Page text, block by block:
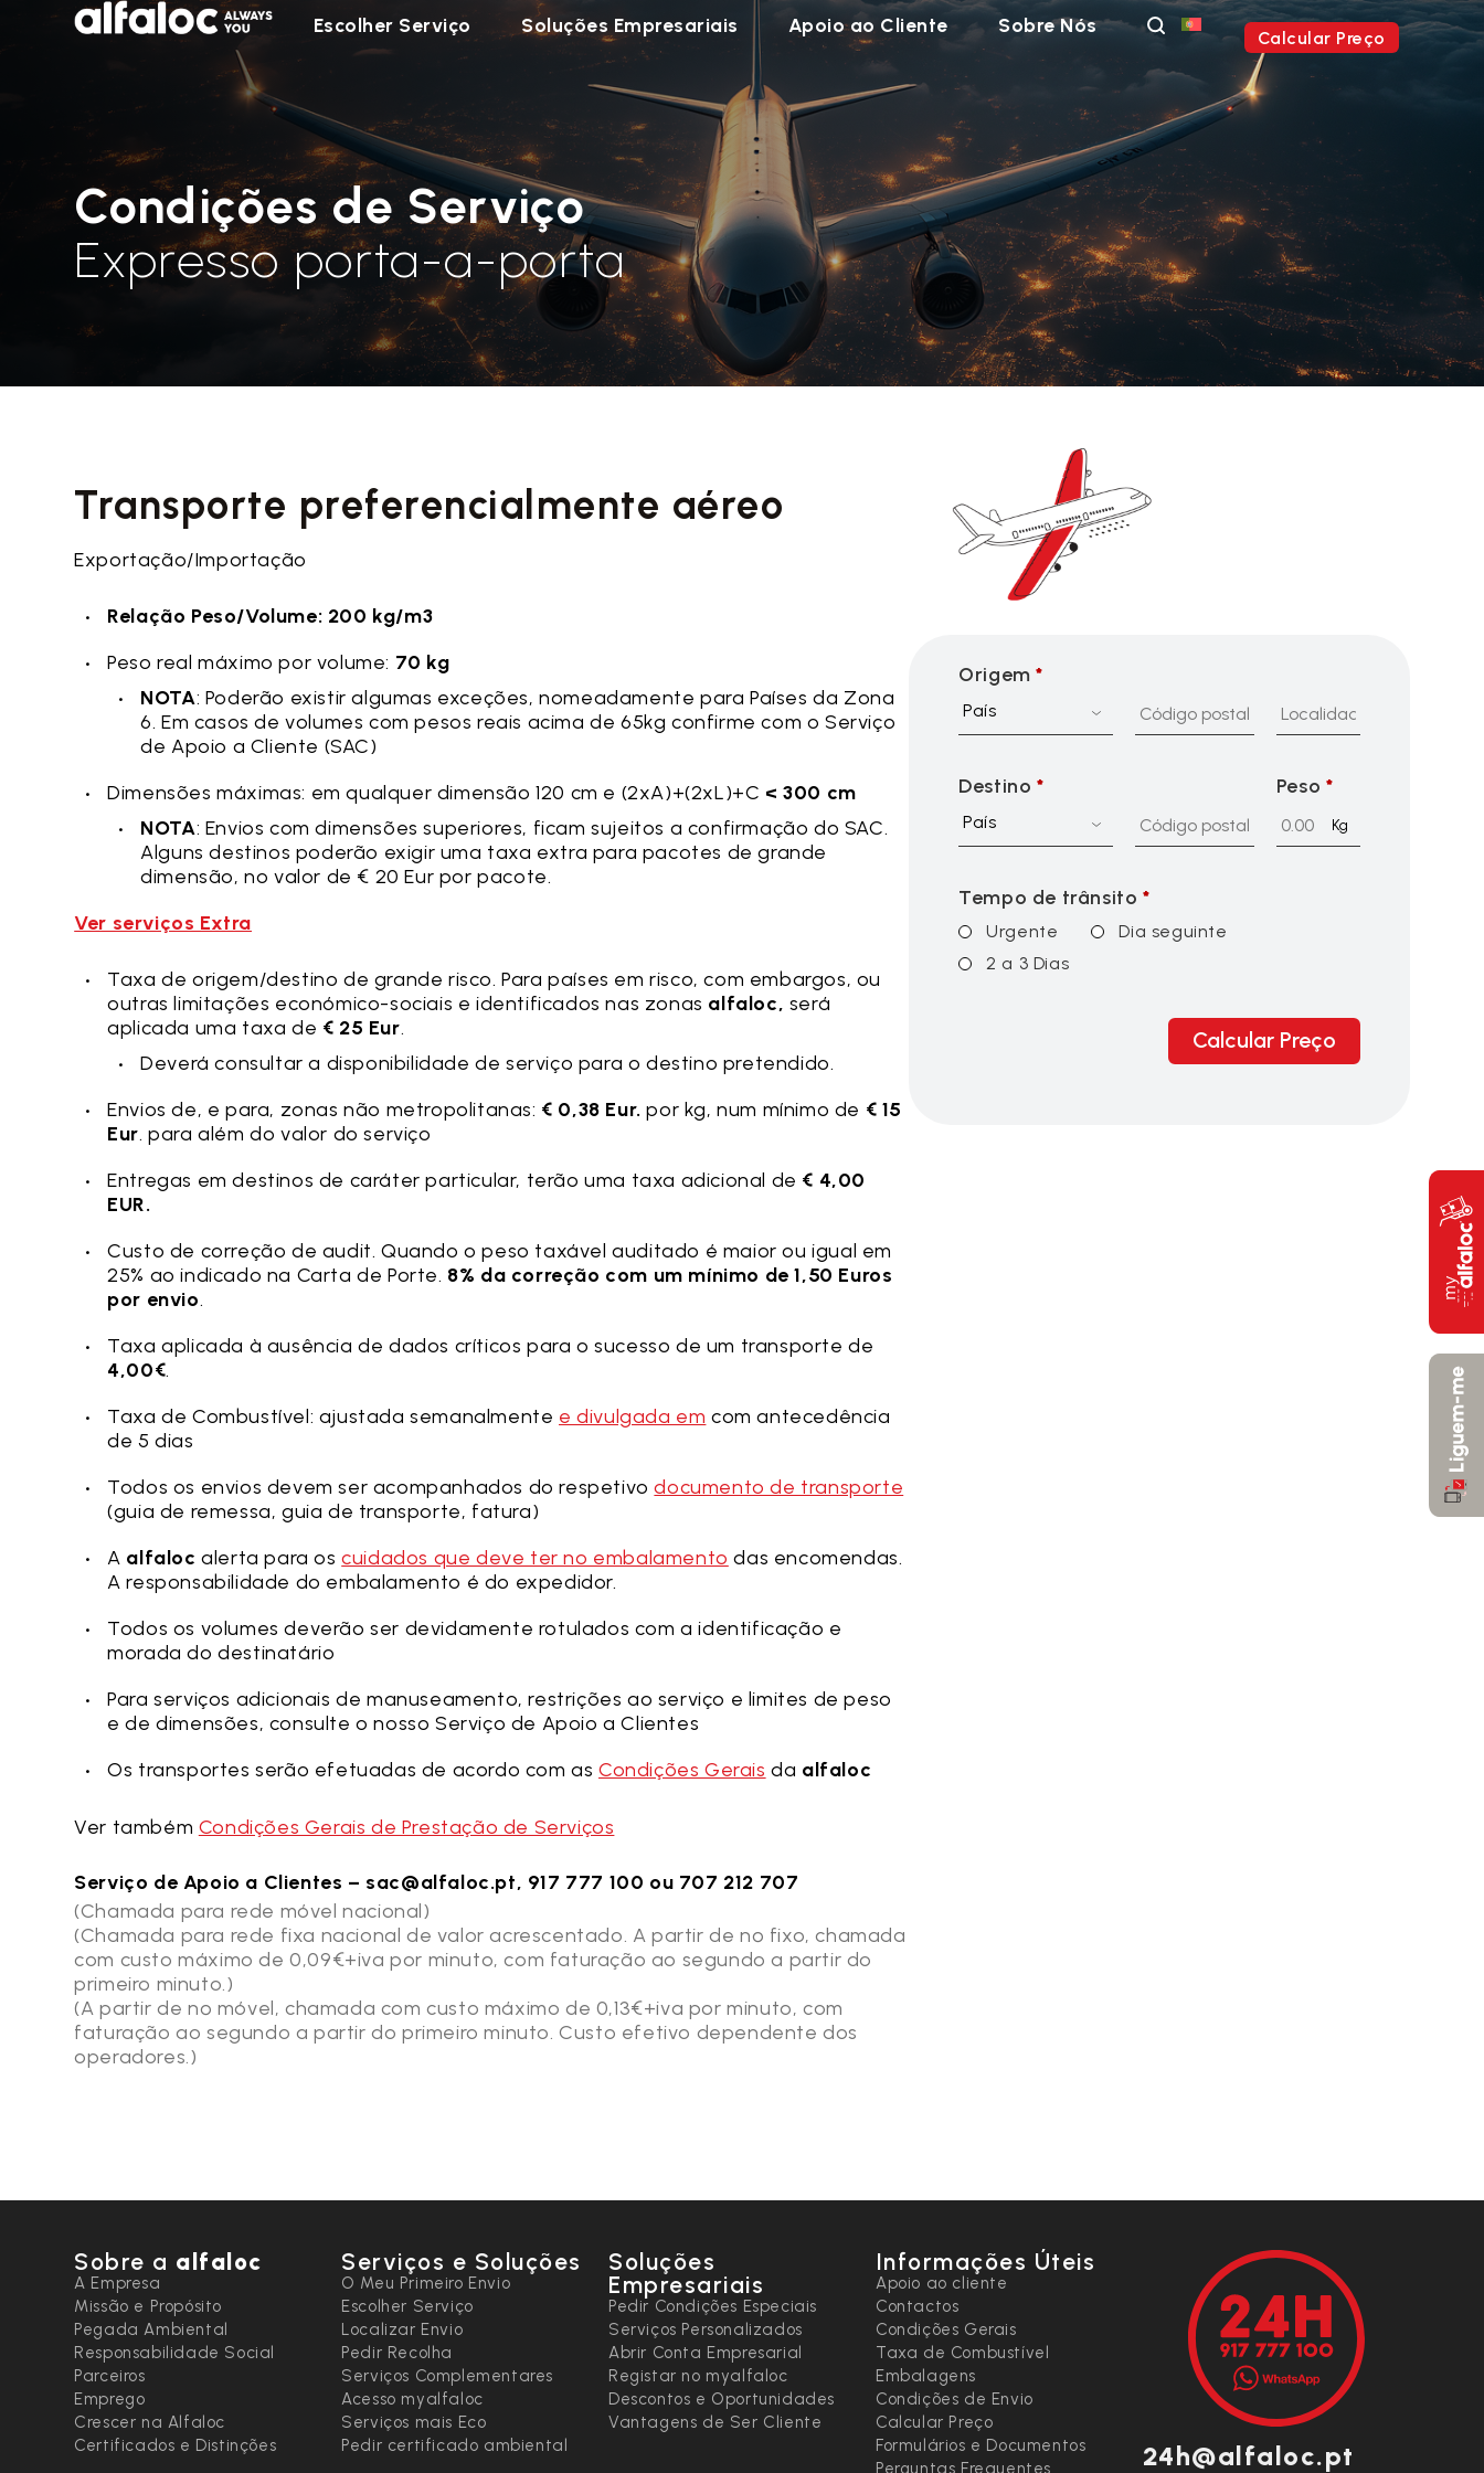
Escolher Serviço Soluções Empresariais Apoio ao Cliente Sobre Nós
Calcular Preço
Condições de Serviço
Expresso porta-a-porta
Transporte preferencialmente aéreo
Exportação/Importação
Relação Peso/Volume: 200 kg/m3
Peso real máximo por volume: 70 kg
NOTA: Poderão existir algumas exceções, nomeadamente para Países da Zona
6. Em casos de volumes com pesos reais acima de 65kg confirme com o Serviço
de Apoio a Cliente (SAC)
Dimensões máximas: em qualquer dimensão 120 cm e (2xA)+(2xL)+C < 300 cm
NOTA: Envios com dimensões superiores, ficam sujeitos a confirmação do SAC.
Alguns destinos poderão exigir uma taxa extra para pacotes de grande
dimensão, no valor de € 20 Eur por pacote.
Ver serviços Extra
Taxa de origem/destino de grande risco. Para países em risco, com embargos, ou
outras limitações económico-sociais e identificados nas zonas alfaloc, será
aplicada uma taxa de € 25 Eur.
Deverá consultar a disponibilidade de serviço para o destino pretendido.
Envios de, e para, zonas não metropolitanas: € 0,38 Eur. por kg, num mínimo de € 15
Eur. para além do valor do serviço
Entregas em destinos de caráter particular, terão uma taxa adicional de € 4,00
EUR.
Custo de correção de audit. Quando o peso taxável auditado é maior ou igual em
25% ao indicado na Carta de Porte. 8% da correção com um mínimo de 1,50 Euros
por envio.
Taxa aplicada à ausência de dados críticos para o sucesso de um transporte de
4,00€.
Taxa de Combustível: ajustada semanalmente e divulgada em com antecedência
de 5 dias
Todos os envios devem ser acompanhados do respetivodocumento de transporte
(guia de remessa, guia de transporte, fatura)
A alfalocalerta para oscuidados que deve ter no embalamento das encomendas.
A responsabilidade do embalamento é do expedidor.
Todos os volumes deverão ser devidamente rotulados com a identificação e
morada do destinatário
Para serviços adicionais de manuseamento, restrições ao serviço e limites de peso
e de dimensões, consulte o nosso Serviço de Apoio a Clientes
Os transportes serão efetuadas de acordo com as Condições Gerais da alfaloc
Ver também Condições Gerais de Prestação de Serviços
Serviço de Apoio a Clientes – sac@alfaloc.pt, 917 777 100 ou 707 212 707
(Chamada para rede móvel nacional)
(Chamada para rede fixa nacional de valor acrescentado. A partir de nº fixo, chamada
com custo máximo de 0,09€+iva por minuto, com faturação ao segundo a partir do
primeiro minuto.)
(A partir de nº móvel, chamada com custo máximo de 0,13€+iva por minuto, com
faturação ao segundo a partir do primeiro minuto. Custo efetivo dependente dos
operadores.)
Origem *
País
Destino *
País
Peso *
Kg
Tempo de trânsito *
Urgente
Dia seguinte
2 a 3 Dias
Calcular Preço
Sobre a alfaloc
A Empresa
Missão e Propósito
Pegada Ambiental
Responsabilidade Social
Parceiros
Emprego
Crescer na Alfaloc
Certificados e Distinções
Serviços e Soluções
O Meu Primeiro Envio
Escolher Serviço
Localizar Envio
Pedir Recolha
Serviços Complementares
Acesso myalfaloc
Serviços mais Eco
Pedir certificado ambiental
Soluções
Empresariais
Pedir Condições Especiais
Serviços Personalizados
Abrir Conta Empresarial
Registar no myalfaloc
Descontos e Oportunidades
Vantagens de Ser Cliente
Informações Úteis
Apoio ao cliente
Contactos
Condições Gerais
Taxa de Combustível
Embalagens
Condições de Envio
Calcular Preço
Formulários e Documentos
Perguntas Frequentes
24h@alfaloc.pt